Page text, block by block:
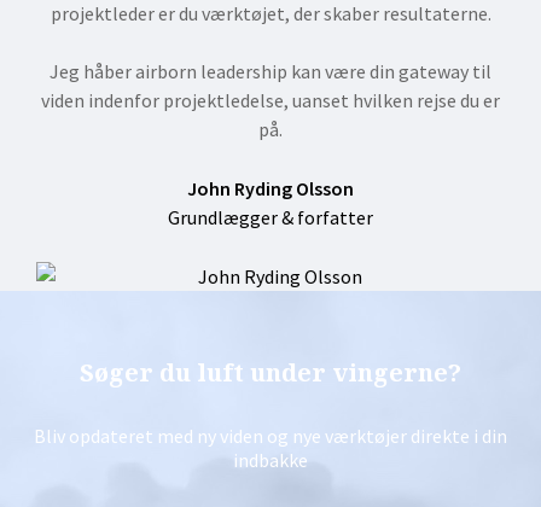
projektleder er du værktøjet, der skaber resultaterne.
Jeg håber airborn leadership kan være din gateway til
viden indenfor projektledelse, uanset hvilken rejse du er
på.
John Ryding Olsson
Grundlægger & forfatter
Søger du luft under vingerne?
Bliv opdateret med ny viden og nye værktøjer direkte i din
indbakke